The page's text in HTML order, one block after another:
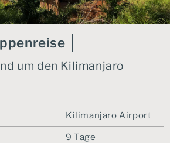
um den Kilimanjaro
Kilimanjaro Airport
9 Tage